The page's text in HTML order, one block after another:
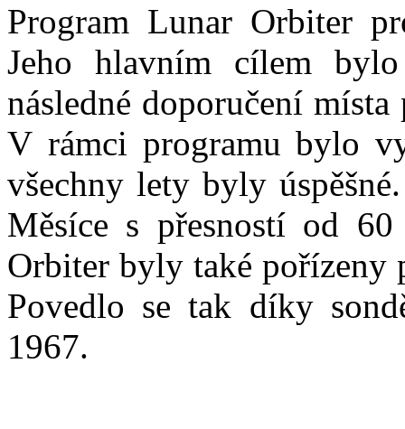
Program Lunar Orbiter
Jeho hlavním cílem
následné doporučení
V rámci programu bylo
všechny lety byly
Měsíce s přesností od
Orbiter byly také pořízeny
Povedlo se tak díky
1967.